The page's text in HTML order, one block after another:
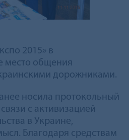
2015» в
место общения
дорожниками.
носила протокольный
с активизацией
в Украине,
Благодаря средствам